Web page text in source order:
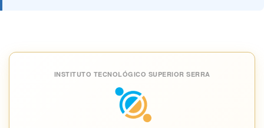
INSTITUTO TECNOLÓGICO SUPERIOR SERRA